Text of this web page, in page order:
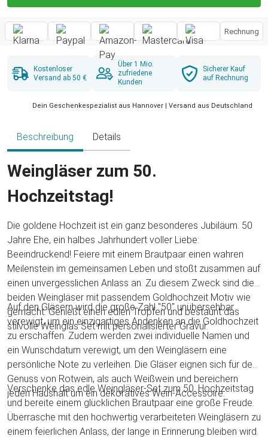
Rechnung
Kostenloser
Versand ab 50 €
Über 1 Mio.
zufriedene
Kunden
Sicherer Kauf
auf Rechnung
Dein Geschenkespezialist aus Hannover | Versand aus Deutschland
Beschreibung Details
Weingläser zum 50.
Hochzeitstag!
Die goldene Hochzeit ist ein ganz besonderes Jubiläum. 50
Jahre Ehe, ein halbes Jahrhundert voller Liebe:
Beeindruckend! Feiere mit einem Brautpaar einen wahren
Meilenstein im gemeinsamen Leben und stoßt zusammen auf
einen unvergesslichen Anlass an. Zu diesem Zweck sind die
beiden Weingläser mit passendem Goldhochzeit Motiv wie
gemacht. Genießt einen edlen Tropfen und bestaunt das
stilvolle Weinglas Set mit personalisierter Gravur.
Auf den Gläsern wird die große Zahl "50" unübersehbar
verewigt, um ein einzigartiges Andenken an die Goldhochzeit
zu erschaffen. Zudem werden zwei individuelle Namen und
ein Wunschdatum verewigt, um den Weingläsern eine
persönliche Note zu verleihen. Die Gläser eignen sich für den
Genuss von Rotwein, als auch Weißwein und bereichern
jeden Haushalt um ein dekoratives Wein-Accessoire.
Verschenke das edle Weingläser-Set zum 50. Hochzeitstag
und bereite einem glücklichen Brautpaar eine große Freude.
Überrasche mit den hochwertig verarbeiteten Weingläsern zu
einem feierlichen Anlass, der lange in Erinnerung bleiben wird.